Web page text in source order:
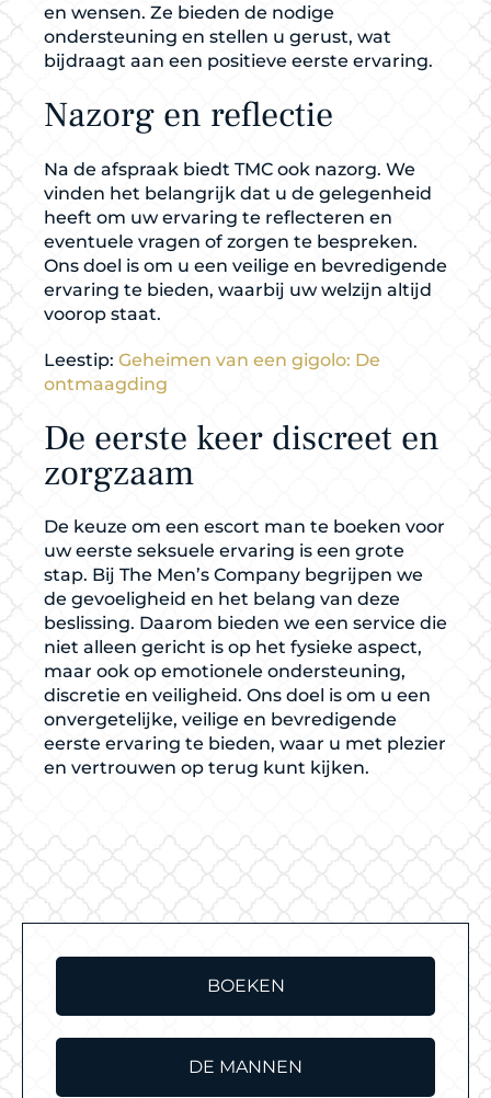
en wensen. Ze bieden de nodige
ondersteuning en stellen u gerust, wat
bijdraagt aan een positieve eerste ervaring.
Nazorg en reflectie
Na de afspraak biedt TMC ook nazorg. We
vinden het belangrijk dat u de gelegenheid
heeft om uw ervaring te reflecteren en
eventuele vragen of zorgen te bespreken.
Ons doel is om u een veilige en bevredigende
ervaring te bieden, waarbij uw welzijn altijd
voorop staat.
Leestip: Geheimen van een gigolo: De
ontmaagding
De eerste keer discreet en
zorgzaam
De keuze om een escort man te boeken voor
uw eerste seksuele ervaring is een grote
stap. Bij The Men’s Company begrijpen we
de gevoeligheid en het belang van deze
beslissing. Daarom bieden we een service die
niet alleen gericht is op het fysieke aspect,
maar ook op emotionele ondersteuning,
discretie en veiligheid. Ons doel is om u een
onvergetelijke, veilige en bevredigende
eerste ervaring te bieden, waar u met plezier
en vertrouwen op terug kunt kijken.
BOEKEN
DE MANNEN